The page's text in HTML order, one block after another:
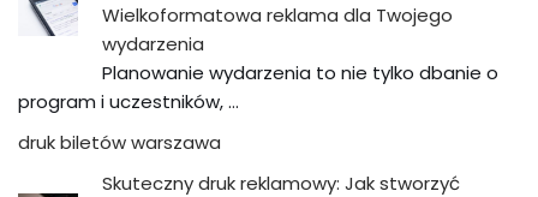
Wielkoformatowa reklama dla Twojego
wydarzenia
Planowanie wydarzenia to nie tylko dbanie o
program i uczestników, …
druk biletów warszawa
Skuteczny druk reklamowy: Jak stworzyć